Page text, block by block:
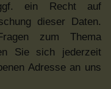
ein Recht auf
dieser Daten.
zum Thema
Sie sich jederzeit
Adresse an uns